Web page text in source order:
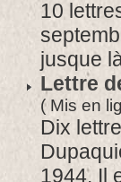
10
jusque
Lettre
( Mis en
Dix
1944. Il